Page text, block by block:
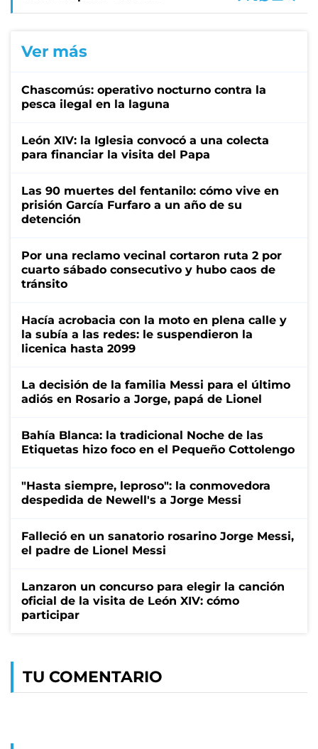
Ver más
Chascomús: operativo nocturno contra la
pesca ilegal en la laguna
León XIV: la Iglesia convocó a una colecta
para financiar la visita del Papa
Las 90 muertes del fentanilo: cómo vive en
prisión García Furfaro a un año de su
detención
Por una reclamo vecinal cortaron ruta 2 por
cuarto sábado consecutivo y hubo caos de
tránsito
Hacía acrobacia con la moto en plena calle y
la subía a las redes: le suspendieron la
licenica hasta 2099
La decisión de la familia Messi para el último
adiós en Rosario a Jorge, papá de Lionel
Bahía Blanca: la tradicional Noche de las
Etiquetas hizo foco en el Pequeño Cottolengo
"Hasta siempre, leproso": la conmovedora
despedida de Newell's a Jorge Messi
Falleció en un sanatorio rosarino Jorge Messi,
el padre de Lionel Messi
Lanzaron un concurso para elegir la canción
oficial de la visita de León XIV: cómo
participar
TU COMENTARIO